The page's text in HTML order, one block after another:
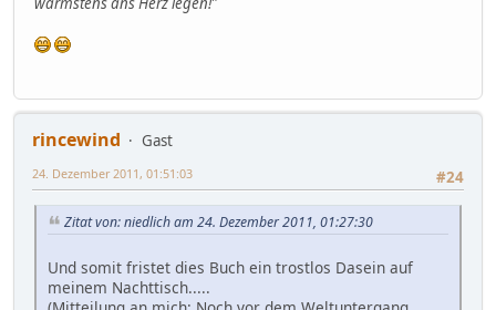
rincewind
Gast
#24
24. Dezember 2011, 01:51:03
Zitat von: niedlich am 24. Dezember 2011, 01:27:30
Und somit fristet dies Buch ein trostlos Dasein auf
meinem Nachttisch.....